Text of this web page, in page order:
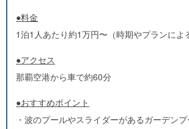
●料金
1泊1人あたり約1万円〜（時期やプランによ
●アクセス
那覇空港から車で約60分
●おすすめポイント
・波のプールやスライダーがあるガーデン